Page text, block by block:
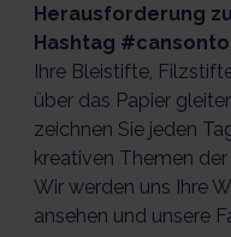
Herausforderung
Hashtag
Ihre Bleistifte,
über das Papier
zeichnen Sie jeden
kreativen Themen
Wir werden uns Ihre
ansehen und unsere